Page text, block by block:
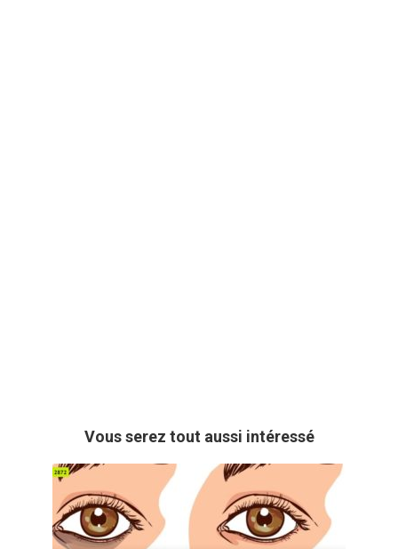
Vous serez tout aussi intéressé